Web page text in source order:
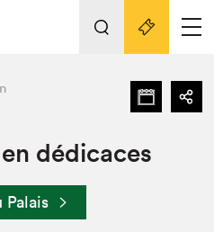
Nos activités
dédicaces